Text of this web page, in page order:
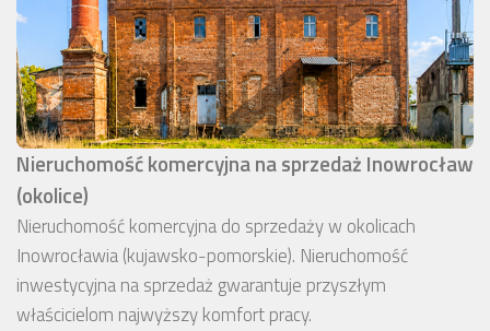
Nieruchomość komercyjna na sprzedaż Inowrocław
(okolice)
Nieruchomość komercyjna do sprzedaży w okolicach
Inowrocławia (kujawsko-pomorskie). Nieruchomość
inwestycyjna na sprzedaż gwarantuje przyszłym
właścicielom najwyższy komfort pracy.